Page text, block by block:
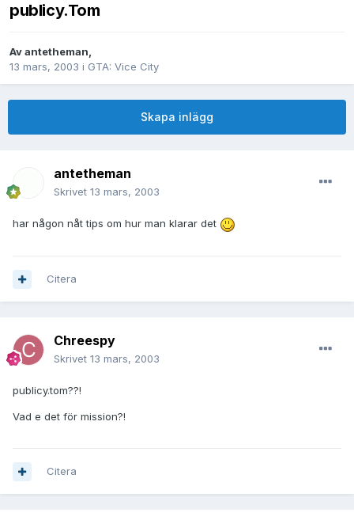
publicy.Tom
Avantetheman,
13 mars, 2003 i GTA: Vice City
Skapa inlägg
antetheman
Skrivet 13 mars, 2003
har någon nåt tips om hur man klarar det
Citera
Chreespy
Skrivet 13 mars, 2003
publicy.tom??!
Vad e det för mission?!
Citera